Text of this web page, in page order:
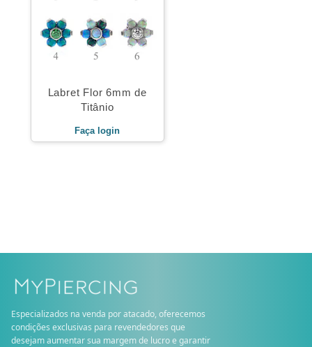
Labret Flor 6mm de
Titânio
Faça login
Especializados na venda por atacado, oferecemos
condições exclusivas para revendedores que
desejam aumentar sua margem de lucro e garantir